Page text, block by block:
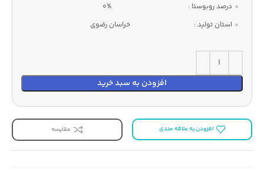
درصد روبوستا :
0%
استان تولید :
خراسان رضوی
افزودن به سبد خرید
افزودن به علاقه مندی مقایسه